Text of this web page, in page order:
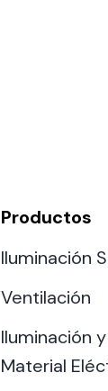
Productos
Iluminación
Ventilación
Iluminación y
Material